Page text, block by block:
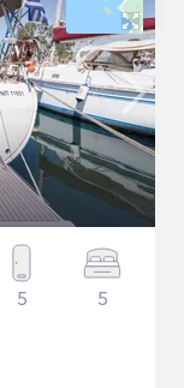
5 5